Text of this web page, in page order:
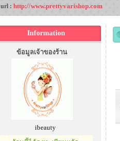
url : http://www.prettyvarishop.com
Information
ข้อมูลเจ้าของร้าน
ibeauty